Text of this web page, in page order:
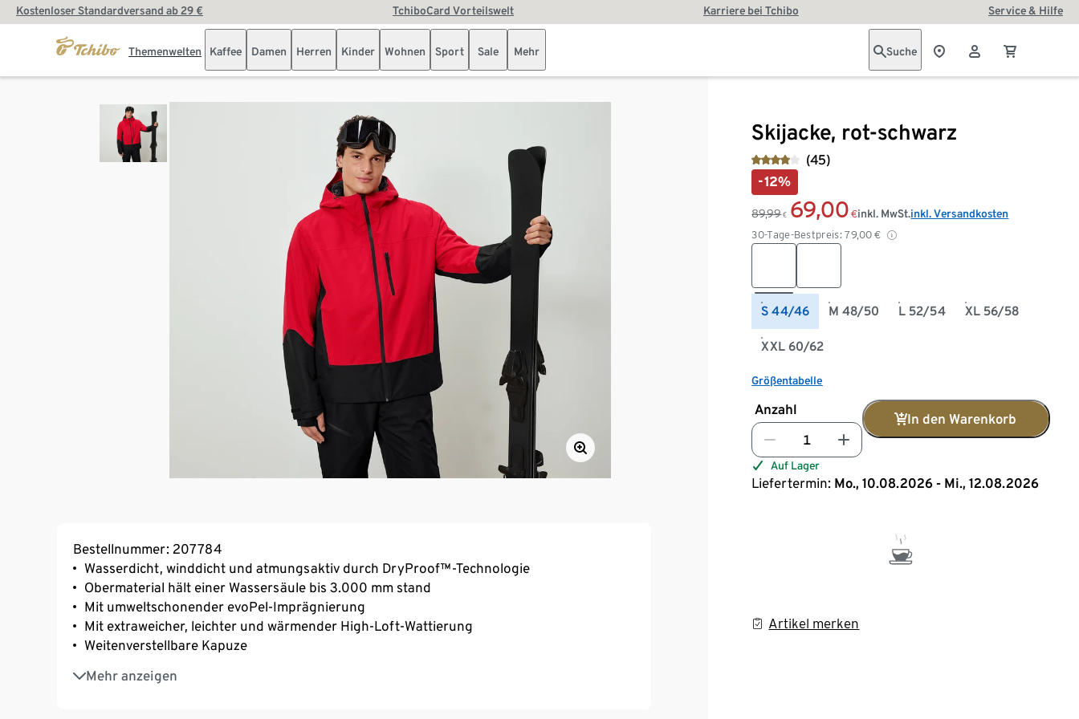
Kostenloser Standardversand ab 29 € TchiboCard Vorteilswelt Karriere bei Tchibo Service & Hilfe
Themenwelten Kaffee Damen Herren Kinder Wohnen Sport Sale Mehr Suche
Skijacke, rot-schwarz
(45)
-12%
89,99 € 69,00 €
30-Tage-Bestpreis: 79,00 €
inkl. MwSt.inkl. Versandkosten
S 44/46 M 48/50 L 52/54 XL 56/58
XXL 60/62
Größentabelle
Anzahl
In den Warenkorb
Auf Lager
Liefertermin: Mo., 10.08.2026 - Mi., 12.08.2026
Artikel merken
Bestellnummer: 207784
Wasserdicht, winddicht und atmungsaktiv durch DryProof™-Technologie
Obermaterial hält einer Wassersäule bis 3.000 mm stand
Mit umweltschonender evoPel-Imprägnierung
Mit extraweicher, leichter und wärmender High-Loft-Wattierung
Weitenverstellbare Kapuze
Mehr anzeigen
Stehkragen
Wasserdichter Schneefang mit rutschhemmender Gummierung und Druckknöpfen zur